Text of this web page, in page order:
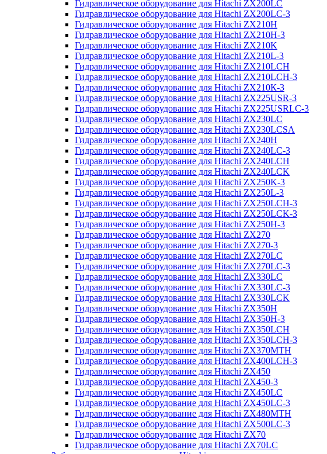
Гидравлическое оборудование для Hitachi ZX200LC
Гидравлическое оборудование для Hitachi ZX200LC-3
Гидравлическое оборудование для Hitachi ZX210H
Гидравлическое оборудование для Hitachi ZX210H-3
Гидравлическое оборудование для Hitachi ZX210K
Гидравлическое оборудование для Hitachi ZX210L-3
Гидравлическое оборудование для Hitachi ZX210LCH
Гидравлическое оборудование для Hitachi ZX210LCH-3
Гидравлическое оборудование для Hitachi ZX210К-3
Гидравлическое оборудование для Hitachi ZX225USR-3
Гидравлическое оборудование для Hitachi ZX225USRLC-3
Гидравлическое оборудование для Hitachi ZX230LC
Гидравлическое оборудование для Hitachi ZX230LCSA
Гидравлическое оборудование для Hitachi ZX240H
Гидравлическое оборудование для Hitachi ZX240LC-3
Гидравлическое оборудование для Hitachi ZX240LCH
Гидравлическое оборудование для Hitachi ZX240LCK
Гидравлическое оборудование для Hitachi ZX250K-3
Гидравлическое оборудование для Hitachi ZX250L-3
Гидравлическое оборудование для Hitachi ZX250LCH-3
Гидравлическое оборудование для Hitachi ZX250LCK-3
Гидравлическое оборудование для Hitachi ZX250Н-3
Гидравлическое оборудование для Hitachi ZX270
Гидравлическое оборудование для Hitachi ZX270-3
Гидравлическое оборудование для Hitachi ZX270LC
Гидравлическое оборудование для Hitachi ZX270LC-3
Гидравлическое оборудование для Hitachi ZX330LC
Гидравлическое оборудование для Hitachi ZX330LC-3
Гидравлическое оборудование для Hitachi ZX330LCK
Гидравлическое оборудование для Hitachi ZX350H
Гидравлическое оборудование для Hitachi ZX350H-3
Гидравлическое оборудование для Hitachi ZX350LCH
Гидравлическое оборудование для Hitachi ZX350LCH-3
Гидравлическое оборудование для Hitachi ZX370MTH
Гидравлическое оборудование для Hitachi ZX400LCH-3
Гидравлическое оборудование для Hitachi ZX450
Гидравлическое оборудование для Hitachi ZX450-3
Гидравлическое оборудование для Hitachi ZX450LC
Гидравлическое оборудование для Hitachi ZX450LC-3
Гидравлическое оборудование для Hitachi ZX480MTH
Гидравлическое оборудование для Hitachi ZX500LC-3
Гидравлическое оборудование для Hitachi ZX70
Гидравлическое оборудование для Hitachi ZX70LC